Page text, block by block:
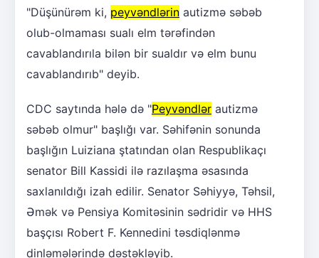
"Düşünürəm ki, peyvəndlərin autizmə səbəb
olub-olmaması sualı elm tərəfindən
cavablandırıla bilən bir sualdır və elm bunu
cavablandırıb" deyib.
CDC saytında hələ də "Peyvəndlər autizmə
səbəb olmur" başlığı var. Səhifənin sonunda
başlığın Luiziana ştatından olan Respublikaçı
senator Bill Kassidi ilə razılaşma əsasında
saxlanıldığı izah edilir. Senator Səhiyyə, Təhsil,
Əmək və Pensiya Komitəsinin sədridir və HHS
başçısı Robert F. Kennedini təsdiqlənmə
dinləmələrində dəstəkləyib.